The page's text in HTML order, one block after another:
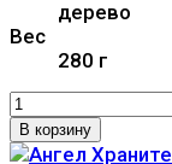
дерево
Вес
280 г
В корзину